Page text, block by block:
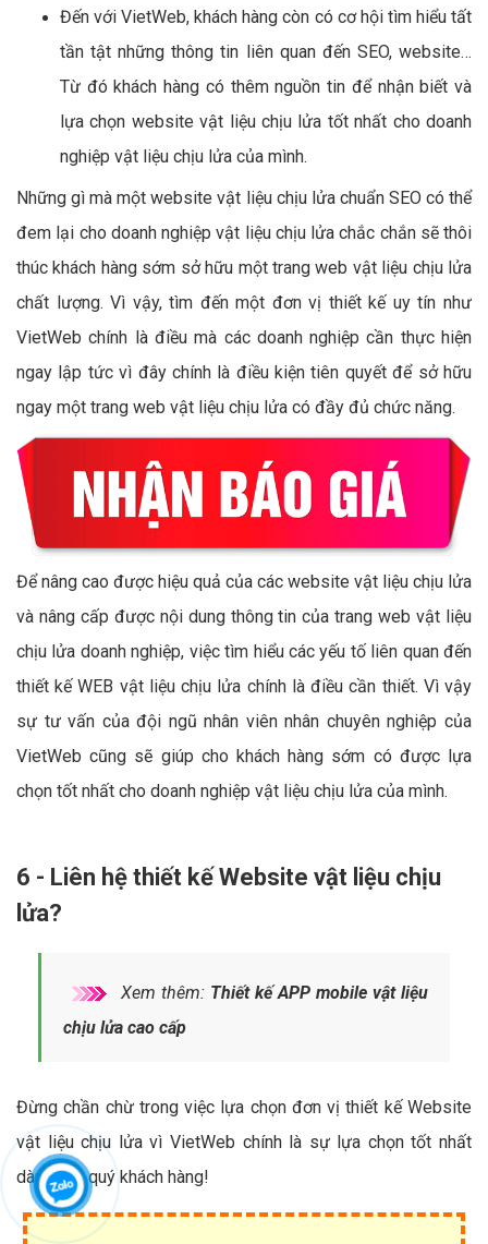
Đến với VietWeb, khách hàng còn có cơ hội tìm hiểu tất
tần tật những thông tin liên quan đến SEO, website…
Từ đó khách hàng có thêm nguồn tin để nhận biết và
lựa chọn website vật liệu chịu lửa tốt nhất cho doanh
nghiệp vật liệu chịu lửa của mình.
Những gì mà một website vật liệu chịu lửa chuẩn SEO có thể
đem lại cho doanh nghiệp vật liệu chịu lửa chắc chắn sẽ thôi
thúc khách hàng sớm sở hữu một trang web vật liệu chịu lửa
chất lượng. Vì vậy, tìm đến một đơn vị thiết kế uy tín như
VietWeb chính là điều mà các doanh nghiệp cần thực hiện
ngay lập tức vì đây chính là điều kiện tiên quyết để sở hữu
ngay một trang web vật liệu chịu lửa có đầy đủ chức năng.
Để nâng cao được hiệu quả của các website vật liệu chịu lửa
và nâng cấp được nội dung thông tin của trang web vật liệu
chịu lửa doanh nghiệp, việc tìm hiểu các yếu tố liên quan đến
thiết kế WEB vật liệu chịu lửa chính là điều cần thiết. Vì vậy
sự tư vấn của đội ngũ nhân viên nhân chuyên nghiệp của
VietWeb cũng sẽ giúp cho khách hàng sớm có được lựa
chọn tốt nhất cho doanh nghiệp vật liệu chịu lửa của mình.
6 - Liên hệ thiết kế Website vật liệu chịu
lửa?
Xem thêm: Thiết kế APP mobile vật liệu
chịu lửa cao cấp
Đừng chần chừ trong việc lựa chọn đơn vị thiết kế Website
vật liệu chịu lửa vì VietWeb chính là sự lựa chọn tốt nhất
dành cho quý khách hàng!